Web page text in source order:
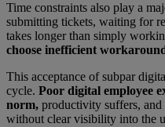
Time constraints also play a
submitting tickets, waiting for
takes longer than simply
choose inefficient
This acceptance of subpar
cycle. Poor digital employee
norm, productivity suffers, and
without clear visibility into the